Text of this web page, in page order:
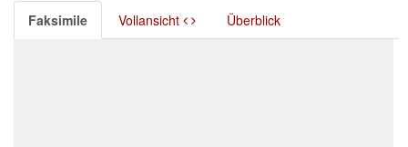
Faksimile Vollansicht Überblick